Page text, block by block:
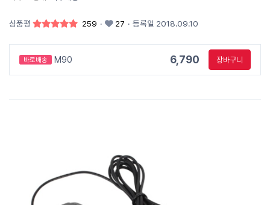
상품평 259 · 27 · 등록일 2018.09.10
바로배송 M90 6,790 장바구니